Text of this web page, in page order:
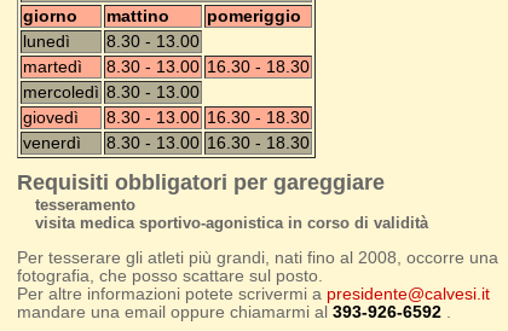
giorno mattino
pomeriggio
lunedì
8.30 - 13.00
martedì
8.30 - 13.00 16.30 - 18.30
mercoledì 8.30 - 13.00
giovedì
8.30 - 13.00 16.30 - 18.30
venerdì
8.30 - 13.00 16.30 - 18.30
Requisiti obbligatori per gareggiare
tesseramento
visita medica sportivo-agonistica in corso di validità
Per tesserare gli atleti più grandi, nati fino al 2008, occorre una
fotografia, che posso scattare sul posto.
Per altre informazioni potete scrivermi a presidente@calvesi.it
mandare una email oppure chiamarmi al393-926-6592